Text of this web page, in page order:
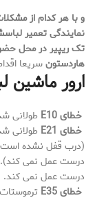
و با هر کدام از
نمایندگی تعمیر
تک ریپیر در محل
هاردستونسریعا
ارور ماشین
خطای طولانی
خطای
طولانی
(درب قفل نشده
درست عمل نمی کند).
درست عمل نمی کند.
خطای